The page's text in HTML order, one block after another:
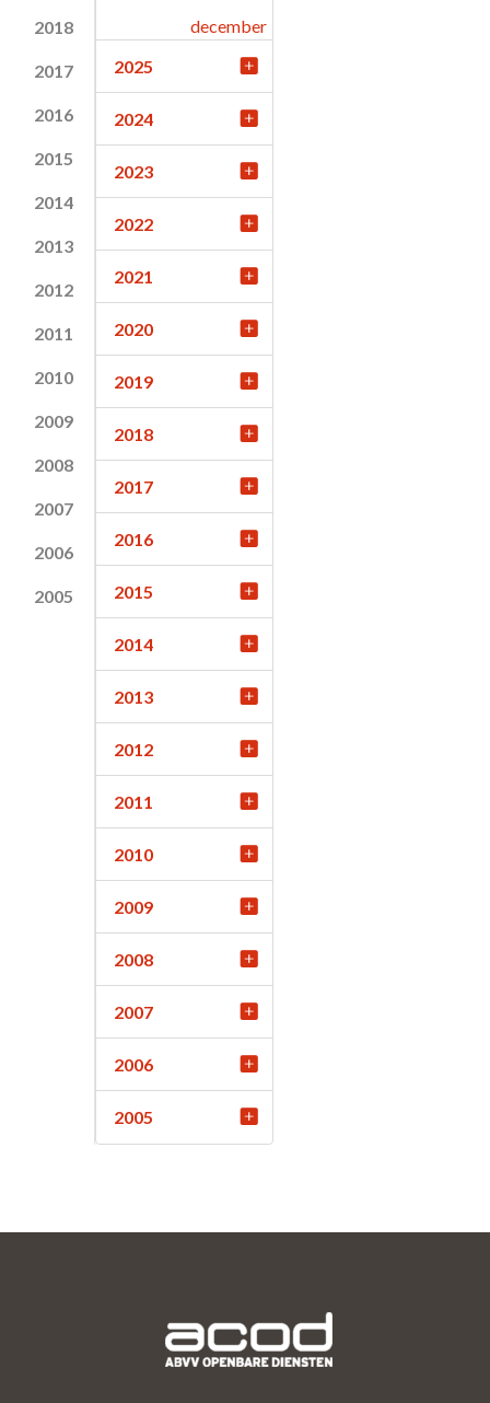
2018
2017
2016
2015
2014
2013
2012
2011
2010
2009
2008
2007
2006
2005
december
2025
2024
2023
2022
2021
2020
2019
2018
2017
2016
2015
2014
2013
2012
2011
2010
2009
2008
2007
2006
2005